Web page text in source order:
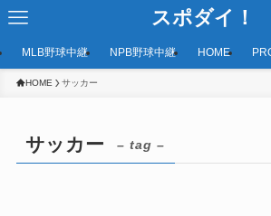
スポダイ！
MLB野球中継 NPB野球中継 HOME
HOME サッカー
サッカー – tag –